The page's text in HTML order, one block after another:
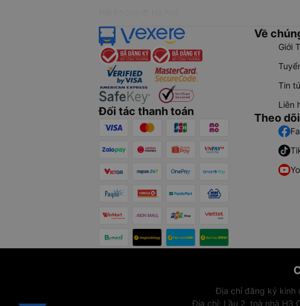
Đối tác thanh toán
Về
Giới
Tin
Liên
Theo
Địa chỉ đăng ký kinh
Địa chỉ: Lầu 2, toà nhà H3